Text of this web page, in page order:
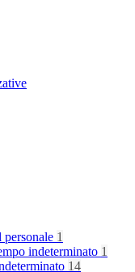
personale 1
indeterminato 1
14